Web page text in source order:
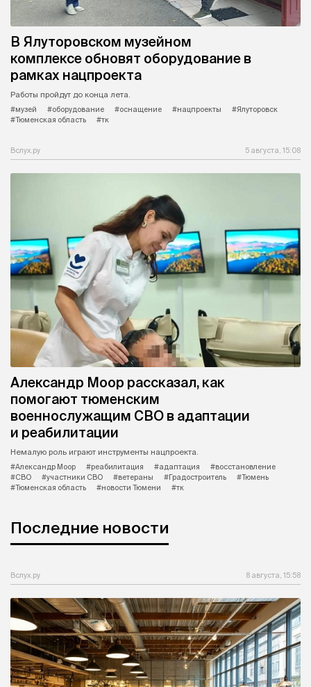
В Ялуторовском музейном
комплексе обновят оборудование в
рамках нацпроекта
Работы пройдут до конца лета.
#музей
#оборудование #оснащение #нацпроекты
#Ялуторовск
#Тюменская область
#тк
Вслух.ру 5 августа, 15:08
Александр Моор рассказал, как
помогают тюменским
военнослужащим СВО в адаптации
и реабилитации
Немалую роль играют инструменты нацпроекта.
#Александр Моор
#реабилитация #адаптация
#восстановление
#СВО
#участники СВО #ветераны #Градостроитель
#Тюмень
#Тюменская область
#новости Тюмени #тк
Последние новости
Вслух.ру 8 августа, 15:58